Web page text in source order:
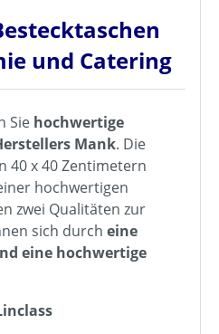
und Catering
Sie hochwertige
Mank. Die
40 x 40 Zentimetern
hochwertigen
zwei Qualitäten zur
sich durch eine
eine hochwertige